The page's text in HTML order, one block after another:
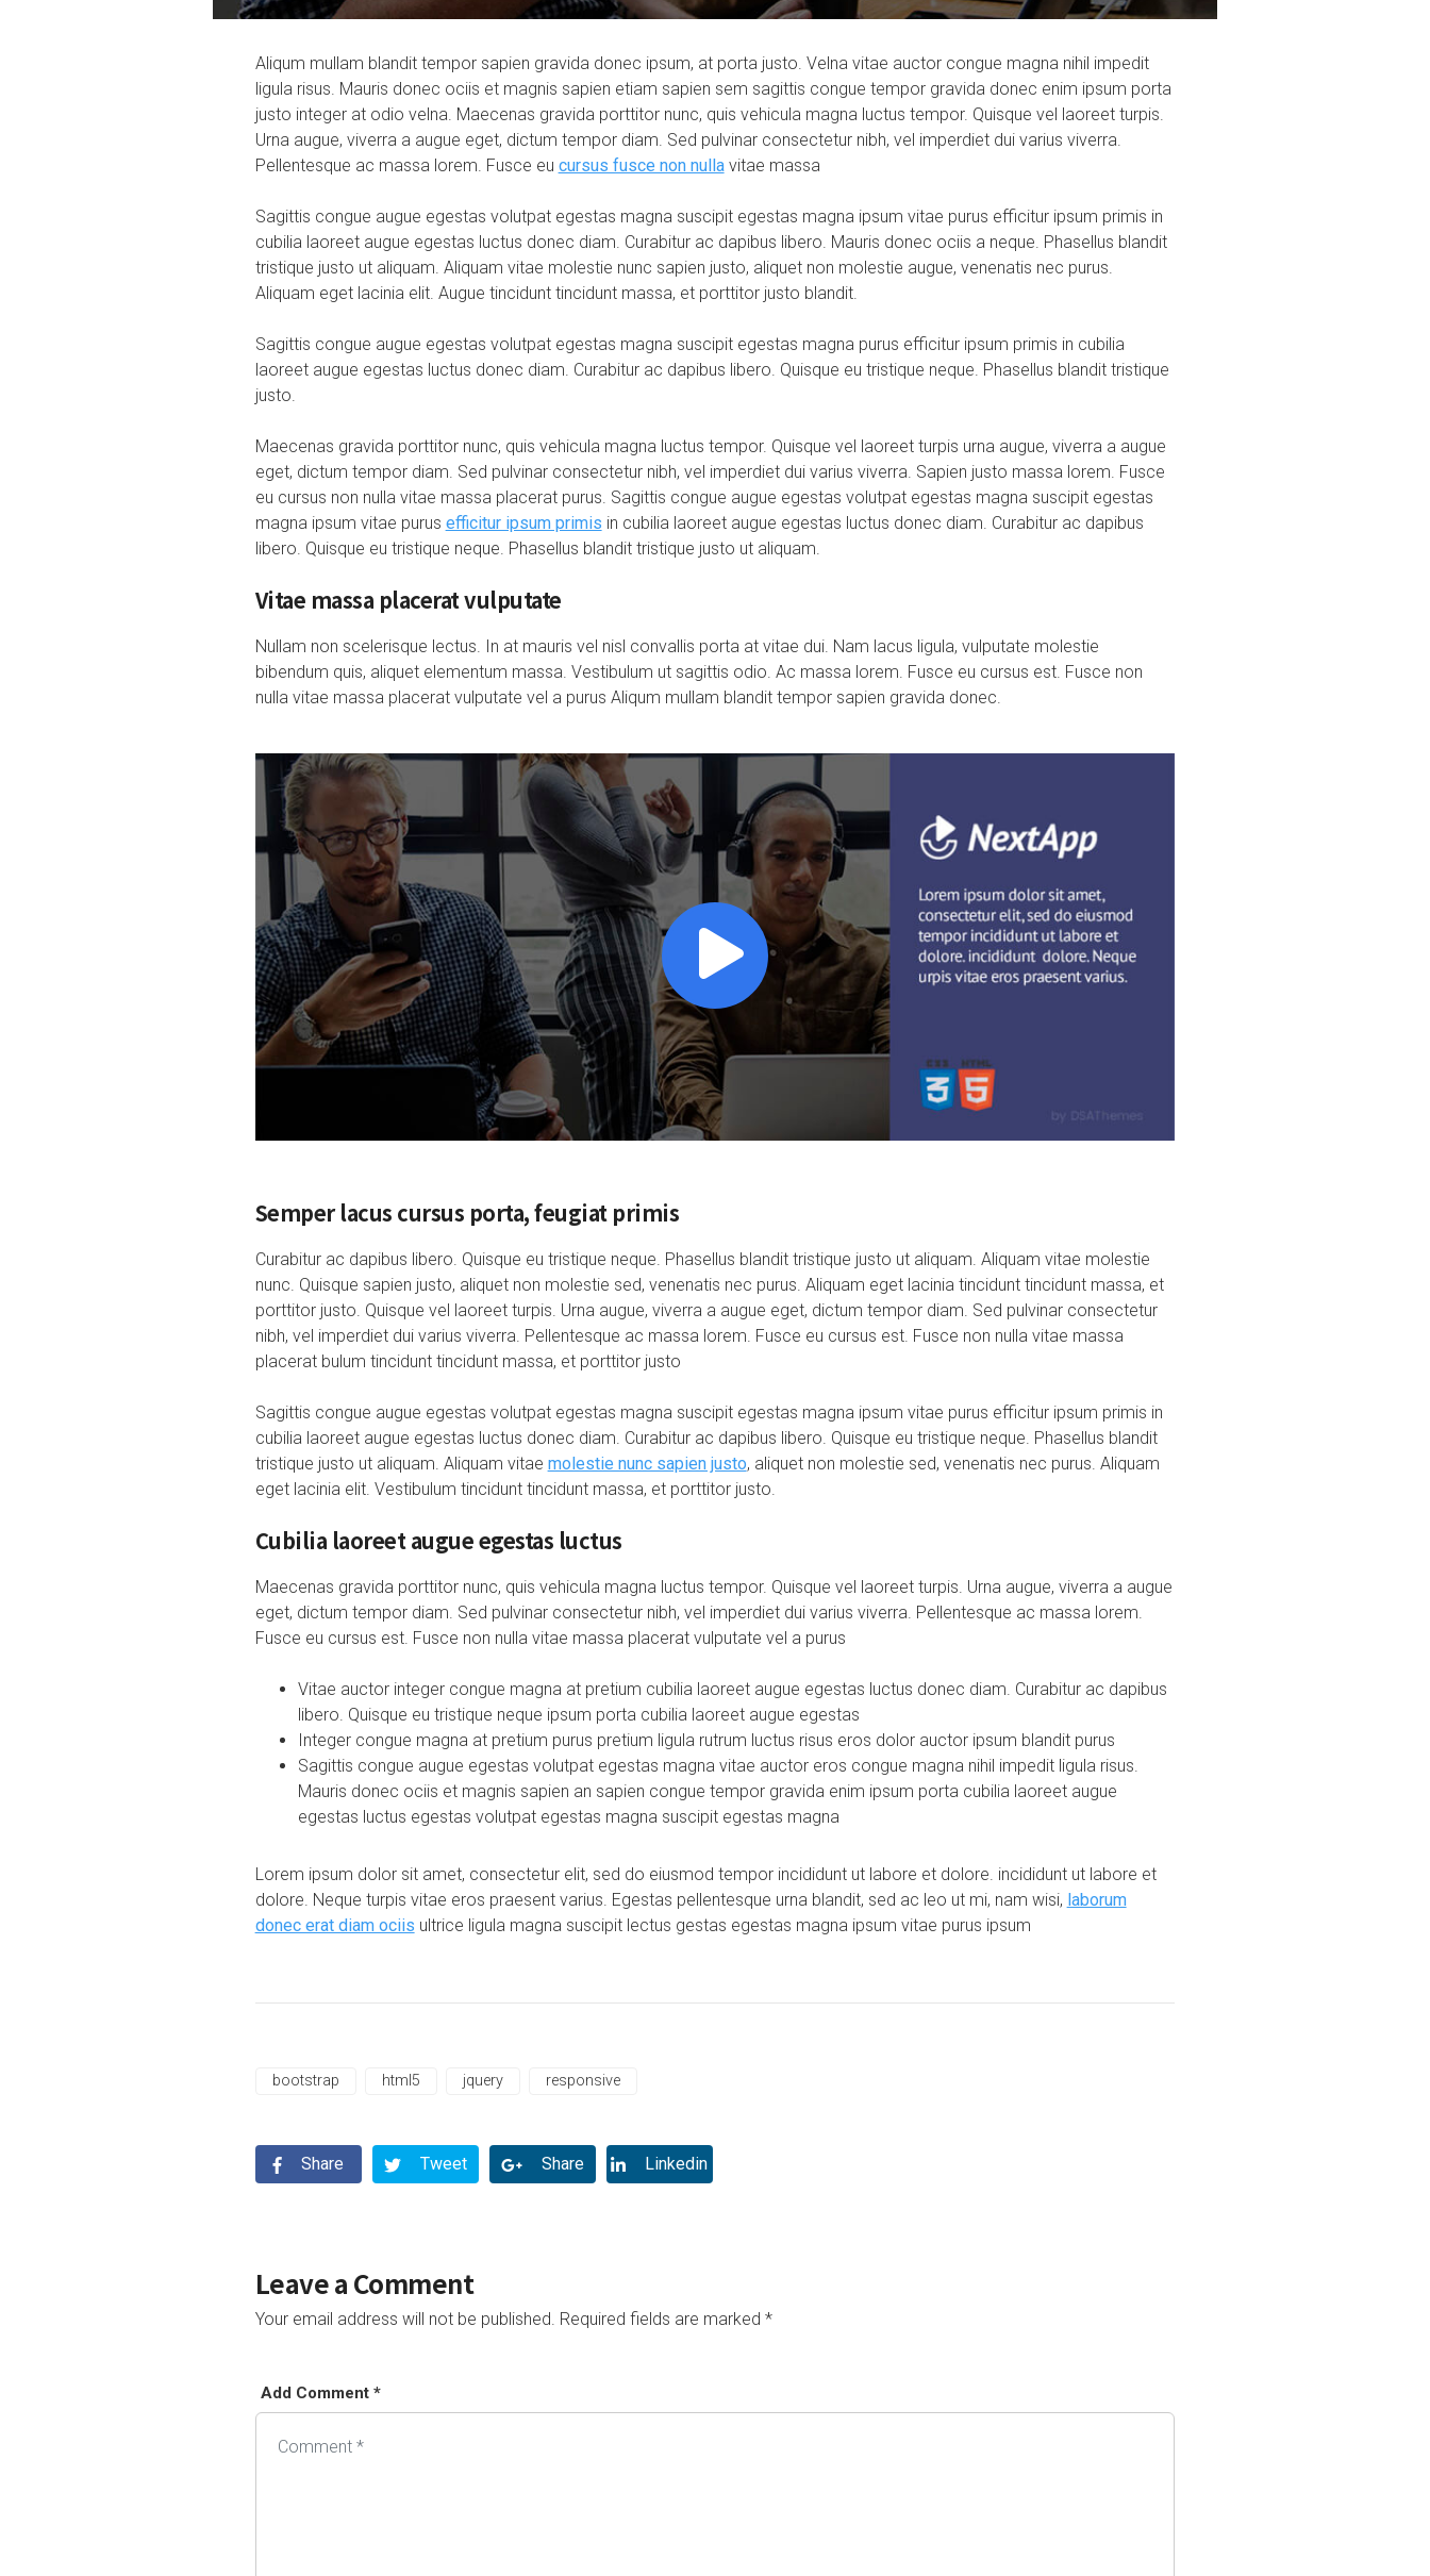
Aliqum mullam blandit tempor sapien gravida donec ipsum, at porta justo. Velna vitae auctor congue magna nihil impedit
ligula risus. Mauris donec ociis et magnis sapien etiam sapien sem sagittis congue tempor gravida donec enim ipsum porta
justo integer at odio velna. Maecenas gravida porttitor nunc, quis vehicula magna luctus tempor. Quisque vel laoreet turpis.
Urna augue, viverra a augue eget, dictum tempor diam. Sed pulvinar consectetur nibh, vel imperdiet dui varius viverra.
Pellentesque ac massa lorem. Fusce eu cursus fusce non nullavitae massa
Sagittis congue augue egestas volutpat egestas magna suscipit egestas magna ipsum vitae purus efficitur ipsum primis in
cubilia laoreet augue egestas luctus donec diam. Curabitur ac dapibus libero. Mauris donec ociis a neque. Phasellus blandit
tristique justo ut aliquam. Aliquam vitae molestie nunc sapien justo, aliquet non molestie augue, venenatis nec purus.
Aliquam eget lacinia elit. Augue tincidunt tincidunt massa, et porttitor justo blandit.
Sagittis congue augue egestas volutpat egestas magna suscipit egestas magna purus efficitur ipsum primis in cubilia
laoreet augue egestas luctus donec diam. Curabitur ac dapibus libero. Quisque eu tristique neque. Phasellus blandit tristique
justo.
Maecenas gravida porttitor nunc, quis vehicula magna luctus tempor. Quisque vel laoreet turpis urna augue, viverra a augue
eget, dictum tempor diam. Sed pulvinar consectetur nibh, vel imperdiet dui varius viverra. Sapien justo massa lorem. Fusce
eu cursus non nulla vitae massa placerat purus. Sagittis congue augue egestas volutpat egestas magna suscipit egestas
magna ipsum vitae purus efficitur ipsum primis in cubilia laoreet augue egestas luctus donec diam. Curabitur ac dapibus
libero. Quisque eu tristique neque. Phasellus blandit tristique justo ut aliquam.
Vitae massa placerat vulputate
Nullam non scelerisque lectus. In at mauris vel nisl convallis porta at vitae dui. Nam lacus ligula, vulputate molestie
bibendum quis, aliquet elementum massa. Vestibulum ut sagittis odio. Ac massa lorem. Fusce eu cursus est. Fusce non
nulla vitae massa placerat vulputate vel a purus Aliqum mullam blandit tempor sapien gravida donec.
Semper lacus cursus porta, feugiat primis
Curabitur ac dapibus libero. Quisque eu tristique neque. Phasellus blandit tristique justo ut aliquam. Aliquam vitae molestie
nunc. Quisque sapien justo, aliquet non molestie sed, venenatis nec purus. Aliquam eget lacinia tincidunt tincidunt massa, et
porttitor justo. Quisque vel laoreet turpis. Urna augue, viverra a augue eget, dictum tempor diam. Sed pulvinar consectetur
nibh, vel imperdiet dui varius viverra. Pellentesque ac massa lorem. Fusce eu cursus est. Fusce non nulla vitae massa
placerat bulum tincidunt tincidunt massa, et porttitor justo
Sagittis congue augue egestas volutpat egestas magna suscipit egestas magna ipsum vitae purus efficitur ipsum primis in
cubilia laoreet augue egestas luctus donec diam. Curabitur ac dapibus libero. Quisque eu tristique neque. Phasellus blandit
tristique justo ut aliquam. Aliquam vitae molestie nunc sapien justo, aliquet non molestie sed, venenatis nec purus. Aliquam
eget lacinia elit. Vestibulum tincidunt tincidunt massa, et porttitor justo.
Cubilia laoreet augue egestas luctus
Maecenas gravida porttitor nunc, quis vehicula magna luctus tempor. Quisque vel laoreet turpis. Urna augue, viverra a augue
eget, dictum tempor diam. Sed pulvinar consectetur nibh, vel imperdiet dui varius viverra. Pellentesque ac massa lorem.
Fusce eu cursus est. Fusce non nulla vitae massa placerat vulputate vel a purus
Vitae auctor integer congue magna at pretium cubilia laoreet augue egestas luctus donec diam. Curabitur ac dapibus
libero. Quisque eu tristique neque ipsum porta cubilia laoreet augue egestas
Integer congue magna at pretium purus pretium ligula rutrum luctus risus eros dolor auctor ipsum blandit purus
Sagittis congue augue egestas volutpat egestas magna vitae auctor eros congue magna nihil impedit ligula risus.
Mauris donec ociis et magnis sapien an sapien congue tempor gravida enim ipsum porta cubilia laoreet augue
egestas luctus egestas volutpat egestas magna suscipit egestas magna
Lorem ipsum dolor sit amet, consectetur elit, sed do eiusmod tempor incididunt ut labore et dolore. incididunt ut labore et
dolore. Neque turpis vitae eros praesent varius. Egestas pellentesque urna blandit, sed ac leo ut mi, nam wisi, laborum
donec erat diam ociis ultrice ligula magna suscipit lectus gestas egestas magna ipsum vitae purus ipsum
bootstrap html5 jquery responsive
Share Tweet Share Linkedin
Leave a Comment
Your email address will not be published. Required fields are marked *
Add Comment *